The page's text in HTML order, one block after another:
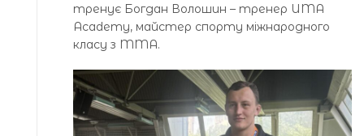
тренує Богдан Волошин – тренер UMA
Academy, майстер спорту міжнародного
класу з MMA.